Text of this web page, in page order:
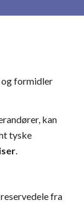
formidler
kan
tyske
.